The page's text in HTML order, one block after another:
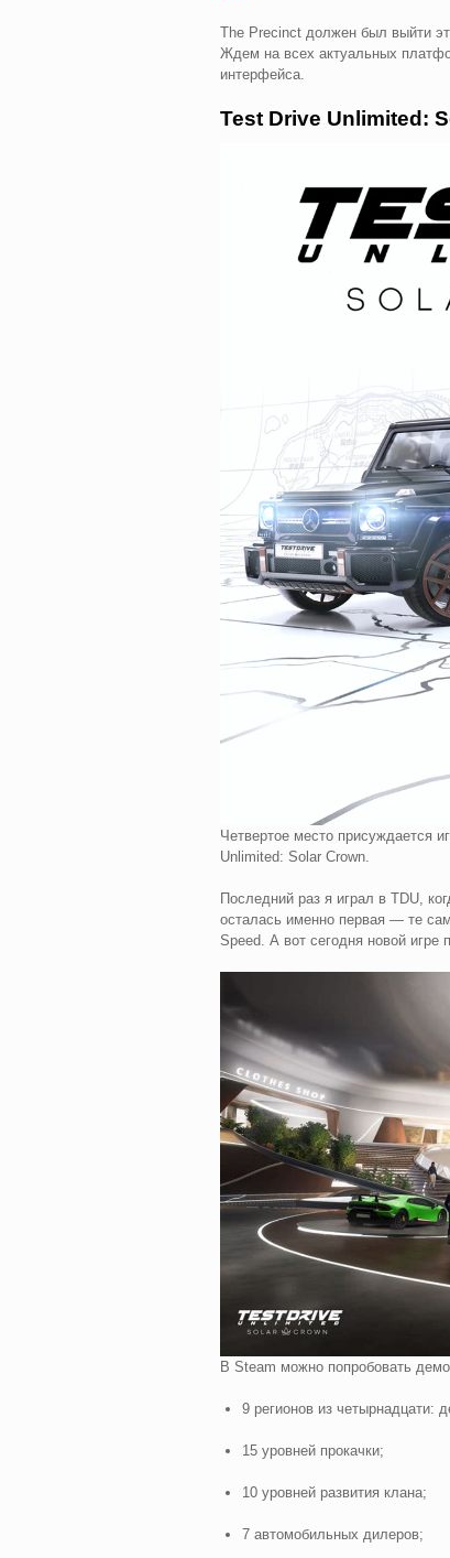
The Precinct должен был выйти
Ждем на всех актуальных
интерфейса.
Test Drive Unlimited:
Четвертое место присуждается
Unlimited: Solar Crown.
Последний раз я играл в TDU,
осталась именно первая — те
Speed. А вот сегодня новой игре
В Steam можно попробовать
9 регионов из четырнадцати:
15 уровней прокачки;
10 уровней развития клана;
7 автомобильных дилеров;